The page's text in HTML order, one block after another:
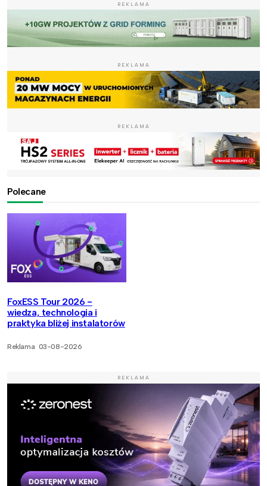
REKLAMA
REKLAMA
REKLAMA
Polecane
FoxESS Tour 2026 -
wiedza, technologia i
praktyka bliżej instalatorów
Reklama 03-08-2026
REKLAMA